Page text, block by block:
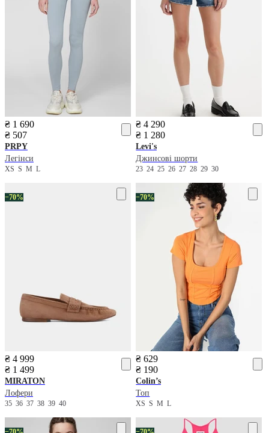
₴ 1 690
₴ 507
PRPY
Легінси
XS S M L
₴ 4 290
₴ 1 280
Levi's
Джинсові шорти
2324252627282930
−70%
₴ 4 999
₴ 1 499
MIRATON
Лофери
35 36 37 38 39 40
−70%
₴ 629
₴ 190
Colin’s
Топ
XSSML